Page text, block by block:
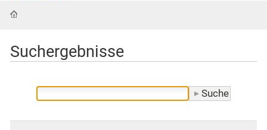
Suchergebnisse